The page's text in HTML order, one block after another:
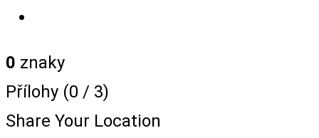
0 znaky
Přílohy (0 / 3)
Share Your Location